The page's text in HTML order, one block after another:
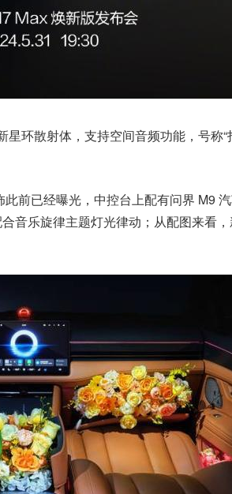
环散射体，支持空间音频功能，号称“
前已经曝光，中控台上配有问界 M9
音乐旋律主题灯光律动；从配图来看